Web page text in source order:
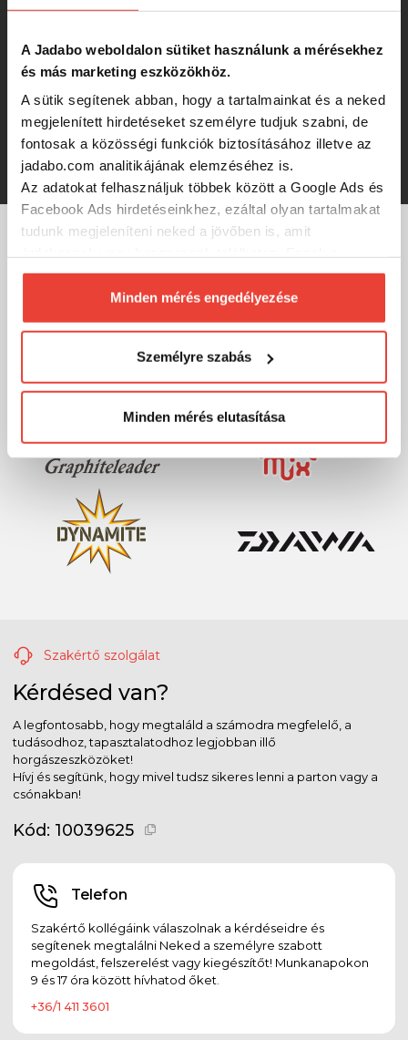
A Jadabo weboldalon sütiket használunk a mérésekhez
és más marketing eszközökhöz.
A sütik segítenek abban, hogy a tartalmainkat és a neked
megjelenített hirdetéseket személyre tudjuk szabni, de
fontosak a közösségi funkciók biztosításához illetve az
jadabo.com analitikájának elemzéséhez is.
Az adatokat felhasználjuk többek között a Google Ads és
Facebook Ads hirdetéseinkhez, ezáltal olyan tartalmakat
tudunk megjeleníteni neked a jövőben is, amit
biztosításához arra kérünk, hogy engedd meg
számunkra minden mérés használatát.
Természetesensoha semmilyen formában nem fogunk
megváltoztathatod a döntésed ezzel kapcsolatban.
Előre is köszönjük!
Minden mérés engedélyezése
Személyre szabás
Minden mérés elutasítása
Fekete/Sárga L
312 Ft
MÁRKÁINK
Szakértő szolgálat
Kérdésed van?
A legfontosabb, hogy megtaláld a számodra megfelelő, a
tudásodhoz, tapasztalatodhoz legjobban illő
horgászeszközöket!
Hívj és segítünk, hogy mivel tudsz sikeres lenni a parton vagy a
csónakban!
Kód: 10039625
Telefon
Szakértő kollégáink válaszolnak a kérdéseidre és
segítenek megtalálni Neked a személyre szabott
megoldást, felszerelést vagy kiegészítőt! Munkanapokon
9 és 17 óra között hívhatod őket.
+36/1 411 3601